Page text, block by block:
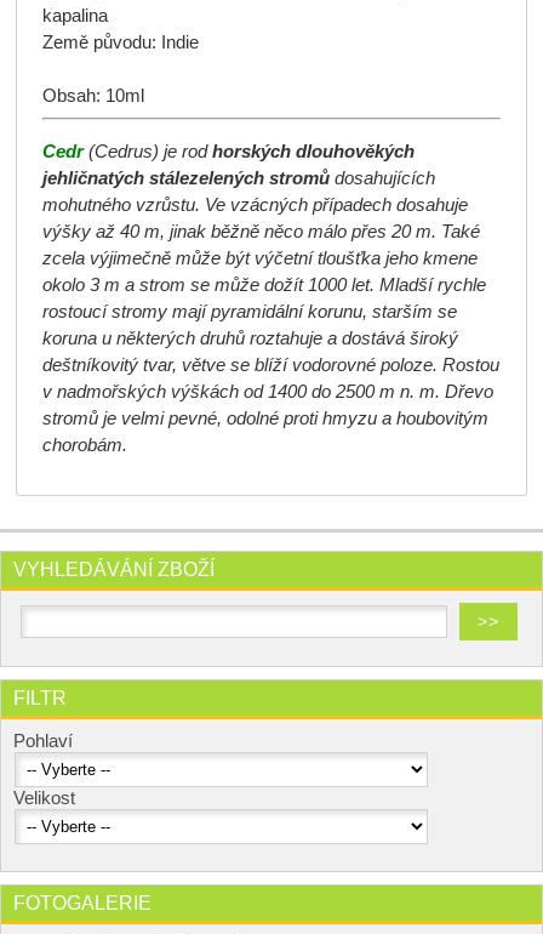
kapalina
Země původu:
Indie
Obsah: 10ml
Cedr(Cedrus) je rodhorských dlouhověkých
jehličnatých stálezelených stromůdosahujících
mohutného vzrůstu. Ve vzácných případech dosahuje
výšky až 40 m, jinak běžně něco málo přes 20 m. Také
zcela výjimečně může být výčetní tloušťka jeho kmene
okolo 3 m a strom se může dožít 1000 let. Mladší rychle
rostoucí stromy mají pyramidální korunu, starším se
koruna u některých druhů roztahuje a dostává široký
deštníkovitý tvar, větve se blíží vodorovné poloze. Rostou
v nadmořských výškách od 1400 do 2500 m n. m. Dřevo
stromů je velmi pevné, odolné proti hmyzu a houbovitým
chorobám.
VYHLEDÁVÁNÍ ZBOŽÍ
FILTR
Pohlaví
Velikost
FOTOGALERIE